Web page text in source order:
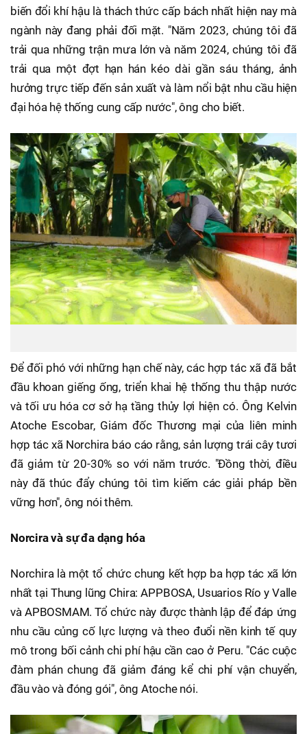
biến đổi khí hậu là thách thức cấp bách nhất hiện nay mà
ngành này đang phải đối mặt. "Năm 2023, chúng tôi đã
trải qua những trận mưa lớn và năm 2024, chúng tôi đã
trải qua một đợt hạn hán kéo dài gần sáu tháng, ảnh
hưởng trực tiếp đến sản xuất và làm nổi bật nhu cầu hiện
đại hóa hệ thống cung cấp nước", ông cho biết.
Để đối phó với những hạn chế này, các hợp tác xã đã bắt
đầu khoan giếng ống, triển khai hệ thống thu thập nước
và tối ưu hóa cơ sở hạ tầng thủy lợi hiện có. Ông Kelvin
Atoche Escobar, Giám đốc Thương mại của liên minh
hợp tác xã Norchira báo cáo rằng, sản lượng trái cây tươi
đã giảm từ 20-30% so với năm trước. "Đồng thời, điều
này đã thúc đẩy chúng tôi tìm kiếm các giải pháp bền
vững hơn", ông nói thêm.
Norcira và sự đa dạng hóa
Norchira là một tổ chức chung kết hợp ba hợp tác xã lớn
nhất tại Thung lũng Chira: APPBOSA, Usuarios Río y Valle
và APBOSMAM. Tổ chức này được thành lập để đáp ứng
nhu cầu củng cố lực lượng và theo đuổi nền kinh tế quy
mô trong bối cảnh chi phí hậu cần cao ở Peru. "Các cuộc
đàm phán chung đã giảm đáng kể chi phí vận chuyển,
đầu vào và đóng gói", ông Atoche nói.